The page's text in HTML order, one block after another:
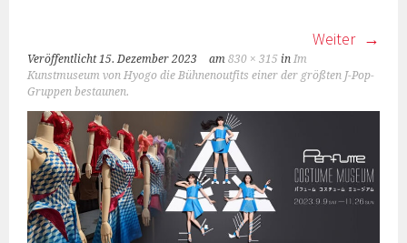
Weiter
Veröffentlicht15. Dezember 2023 am830 × 315 inIm
Kunstmuseum von Hyogo die Bühnenoutfits einer der größten J-Pop-
Gruppen bestaunen.